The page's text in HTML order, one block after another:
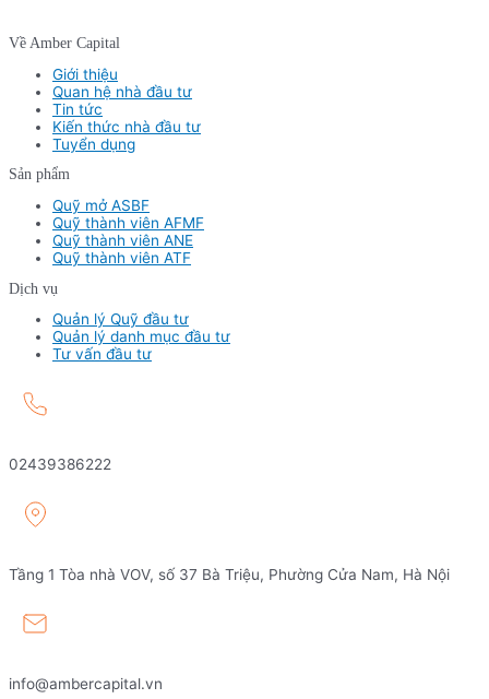
Về Amber Capital
Giới thiệu
Quan hệ nhà đầu tư
Tin tức
Kiến thức nhà đầu tư
Tuyển dụng
Sản phẩm
Quỹ mở ASBF
Quỹ thành viên AFMF
Quỹ thành viên ANE
Quỹ thành viên ATF
Dịch vụ
Quản lý Quỹ đầu tư
Quản lý danh mục đầu tư
Tư vấn đầu tư
02439386222
Tầng 1 Tòa nhà VOV, số 37 Bà Triệu, Phường Cửa Nam, Hà Nội
info@ambercapital.vn